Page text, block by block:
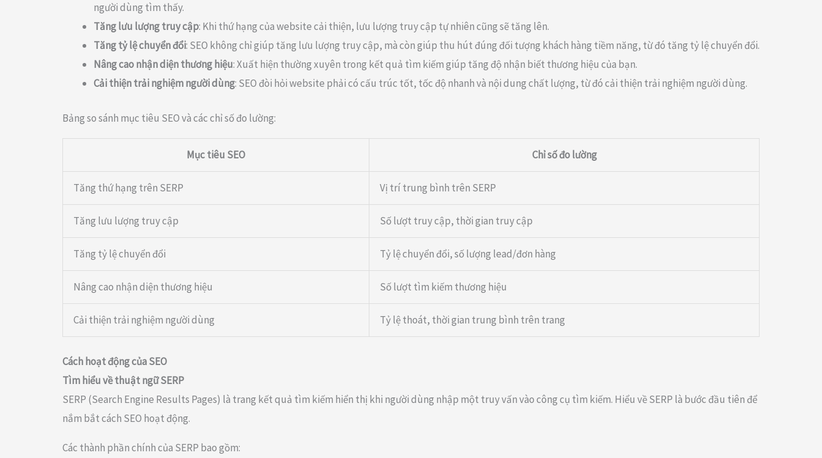
người dùng tìm thấy.
Tăng lưu lượng truy cập: Khi thứ hạng của website cải thiện, lưu lượng truy cập tự nhiên cũng sẽ tăng lên.
Tăng tỷ lệ chuyển đổi: SEO không chỉ giúp tăng lưu lượng truy cập, mà còn giúp thu hút đúng đối tượng khách hàng tiềm năng, từ đó tăng tỷ lệ chuyển đổi.
Nâng cao nhận diện thương hiệu: Xuất hiện thường xuyên trong kết quả tìm kiếm giúp tăng độ nhận biết thương hiệu của bạn.
Cải thiện trải nghiệm người dùng: SEO đòi hỏi website phải có cấu trúc tốt, tốc độ nhanh và nội dung chất lượng, từ đó cải thiện trải nghiệm người dùng.
Bảng so sánh mục tiêu SEO và các chỉ số đo lường:
Mục tiêu SEO Chỉ số đo lường
Tăng thứ hạng trên SERP Vị trí trung bình trên SERP
Tăng lưu lượng truy cập Số lượt truy cập, thời gian truy cập
Tăng tỷ lệ chuyển đổi Tỷ lệ chuyển đổi, số lượng lead/đơn hàng
Nâng cao nhận diện thương hiệu Số lượt tìm kiếm thương hiệu
Cải thiện trải nghiệm người dùng Tỷ lệ thoát, thời gian trung bình trên trang
Cách hoạt động của SEO
Tìm hiểu về thuật ngữ SERP
SERP (Search Engine Results Pages) là trang kết quả tìm kiếm hiển thị khi người dùng nhập một truy vấn vào công cụ tìm kiếm. Hiểu về SERP là bước đầu tiên để
nắm bắt cách SEO hoạt động.
Các thành phần chính của SERP bao gồm: